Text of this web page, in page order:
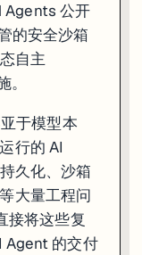
Agents 公开
的安全沙箱
自主
于模型本
行的 AI
久化、沙箱
大量工程问
接将这些复
Agent 的交付